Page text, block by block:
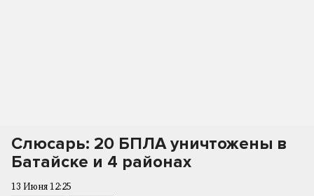
Слюсарь: 20 БПЛА уничтожены в
Батайске и 4 районах
13 Июня 12:25